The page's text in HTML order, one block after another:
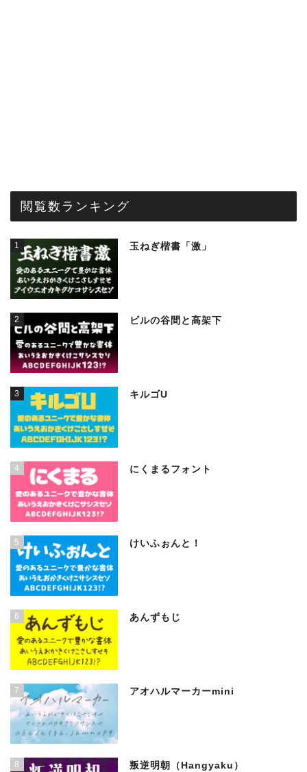
閲覧数ランキング
1 玉ねぎ楷書「激」
2 ビルの谷間と高架下
3 キルゴU
4 にくまるフォント
5 けいふぉんと！
6 あんずもじ
7 アオハルマーカーmini
8 叛逆明朝（Hangyaku）